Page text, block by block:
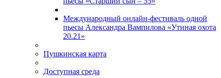
Международный онлайн-фестиваль одной
пьесы Александра Вампилова «Утиная охота
20.21»
Пушкинская карта
Доступная среда